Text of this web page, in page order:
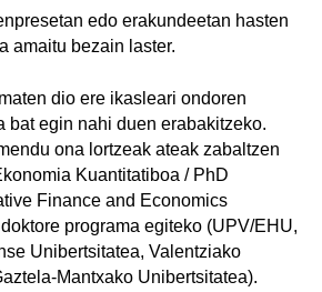
edo erakundeetan hasten
amaitu bezain laster.
dio ere ikasleari ondoren
bat egin nahi duen erabakitzeko.
ona lortzeak ateak zabaltzen
Kuantitatiboa / PhD
Finance and Economics
programa egiteko (UPV/EHU,
Unibertsitatea, Valentziako
Mantxako Unibertsitatea).